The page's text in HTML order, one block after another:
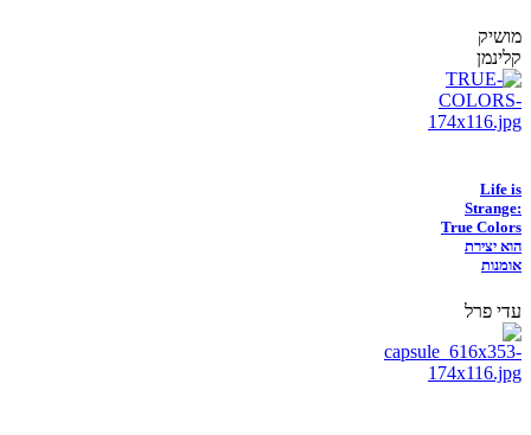
מושיק
קלינמן
Life is
Strange:
True Colors
הוא יצירת
אומנות
עדי פרל